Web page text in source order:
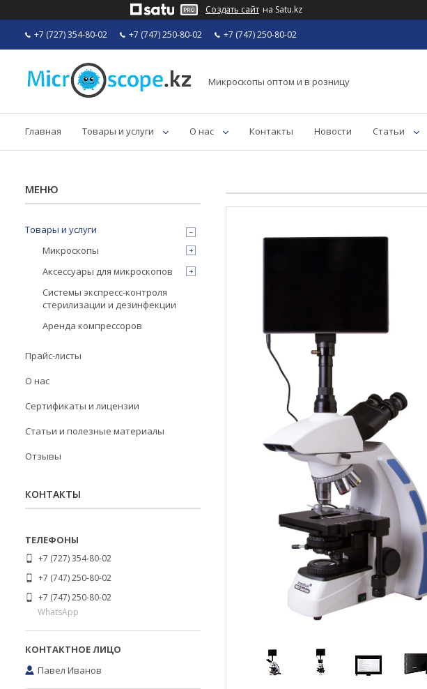
Создать сайт на Satu.kz
+7 (727) 354-80-02 +7 (747) 250-80-02 +7 (747) 250-80-02
Микроскопы оптом и в розницу
Главная Товары и услуги О нас Контакты Новости Статьи
Товары и услуги
Микроскопы
Аксессуары для микроскопов
Системы экспресс-контроля
стерилизации и дезинфекции
Аренда компрессоров
Прайс-листы
О нас
Сертификаты и лицензии
Статьи и полезные материалы
Отзывы
КОНТАКТЫ
+7 (727) 354-80-02
+7 (747) 250-80-02
+7 (747) 250-80-02
WhatsApp
Павел Иванов